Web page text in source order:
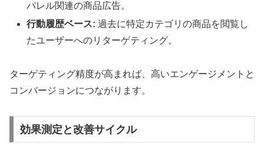
パレル関連の商品広告。
行動履歴ベース: 過去に特定カテゴリの商品を閲覧し
たユーザーへのリターゲティング。
ターゲティング精度が高まれば、高いエンゲージメントと
コンバージョンにつながります。
効果測定と改善サイクル